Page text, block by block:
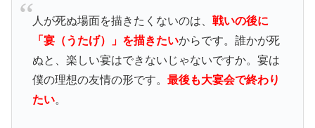
人が死ぬ場面を描きたくないのは、 戦いの後に
「宴（うたげ）」を描きたいからです。誰かが死
ぬと、楽しい宴はできないじゃないですか。宴は
僕の理想の友情の形です。 最後も大宴会で終わり
たい。